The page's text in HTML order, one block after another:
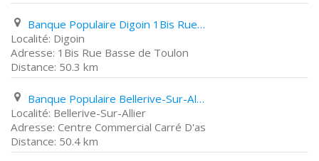
Banque Populaire Digoin 1Bis Rue Basse de Toulon
Digoin
1Bis Rue Basse de Toulon
50.3 km
Banque Populaire Bellerive-Sur-Allier Centre Commercial Carré D'as
Bellerive-Sur-Allier
Centre Commercial Carré D'as
50.4 km